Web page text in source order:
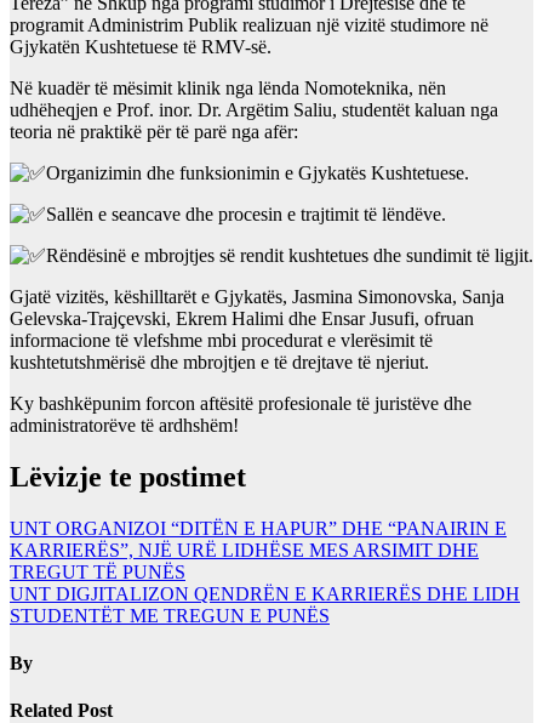
programit Administrim Publik realizuan një vizitë studimore në
Gjykatën Kushtetuese të RMV-së.
Në kuadër të mësimit klinik nga lënda Nomoteknika, nën
udhëheqjen e Prof. inor. Dr. Argëtim Saliu, studentët kaluan nga
teoria në praktikë për të parë nga afër:
Organizimin dhe funksionimin e Gjykatës Kushtetuese.
Sallën e seancave dhe procesin e trajtimit të lëndëve.
Rëndësinë e mbrojtjes së rendit kushtetues dhe sundimit të ligjit.
Gjatë vizitës, këshilltarët e Gjykatës, Jasmina Simonovska, Sanja
Gelevska-Trajçevski, Ekrem Halimi dhe Ensar Jusufi, ofruan
informacione të vlefshme mbi procedurat e vlerësimit të
kushtetutshmërisë dhe mbrojtjen e të drejtave të njeriut.
Ky bashkëpunim forcon aftësitë profesionale të juristëve dhe
administratorëve të ardhshëm!
Lëvizje te postimet
UNT ORGANIZOI “DITËN E HAPUR” DHE “PANAIRIN E
KARRIERËS”, NJË URË LIDHËSE MES ARSIMIT DHE
TREGUT TË PUNËS
UNT DIGJITALIZON QENDRËN E KARRIERËS DHE LIDH
STUDENTËT ME TREGUN E PUNËS
By
Related Post